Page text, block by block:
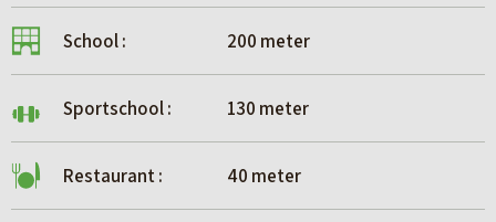
School : 200 meter
Sportschool : 130 meter
Restaurant : 40 meter